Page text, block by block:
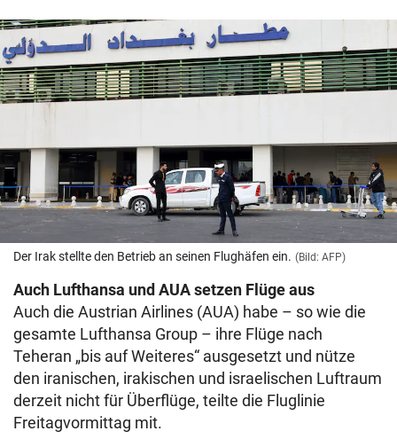
Der Irak stellte den Betrieb an seinen Flughäfen ein. (Bild: AFP)
Auch Lufthansa und AUA setzen Flüge aus
Auch die Austrian Airlines (AUA) habe – so wie die
gesamte Lufthansa Group – ihre Flüge nach
Teheran „bis auf Weiteres“ ausgesetzt und nütze
den iranischen, irakischen und israelischen Luftraum
derzeit nicht für Überflüge, teilte die Fluglinie
Freitagvormittag mit.